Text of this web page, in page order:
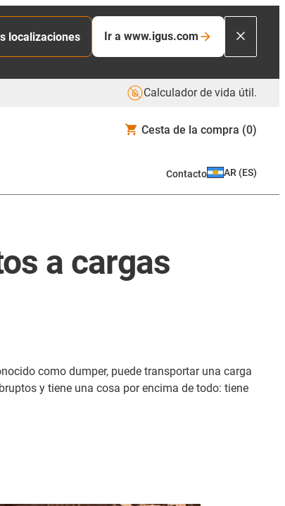
localizaciones Ir a www.igus.com
Calculador de vida útil.
Cesta de la compra (0)
Contacto AR (ES)
a cargas
como dumper, puede transportar una carga
y tiene una cosa por encima de todo: tiene